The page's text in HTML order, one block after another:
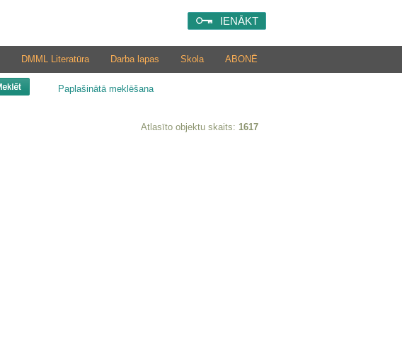
IENĀKT
ABONĒ
Skola
Darba lapas
DMML Literatūra
Paplašinātā meklēšana
Atlasīto objektu skaits: 1617